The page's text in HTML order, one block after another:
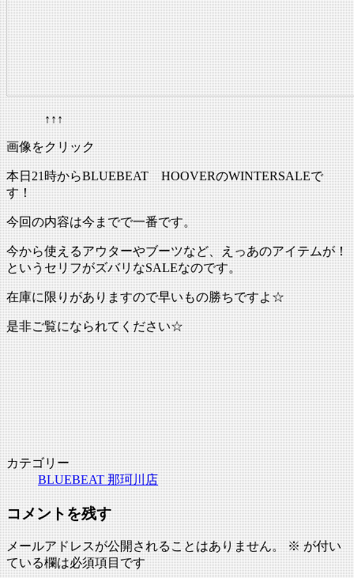
↑↑↑
画像をクリック
本日21時からBLUEBEAT HOOVERのWINTERSALEで
す！
今回の内容は今までで一番です。
今から使えるアウターやブーツなど、えっあのアイテムが！
というセリフがズバリなSALEなのです。
在庫に限りがありますので早いもの勝ちですよ☆
是非ご覧になられてください☆
カテゴリー
BLUEBEAT 那珂川店
コメントを残す
メールアドレスが公開されることはありません。 ※が付い
ている欄は必須項目です